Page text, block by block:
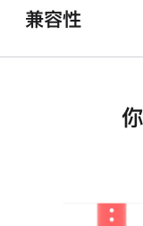
兼容性